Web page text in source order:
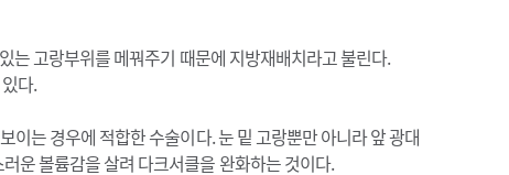
는 고랑부위를 메꿔주기 때문에 지방재배치라고 불린다.
다.
이는 경우에 적합한 수술이다. 눈 밑 고랑뿐만 아니라 앞 광대
운 볼륨감을 살려 다크서클을 완화하는 것이다.